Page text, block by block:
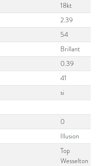
18kt
2.39
54
Brillant
0.39
41
si
0
Illusion
Top
Wesselton